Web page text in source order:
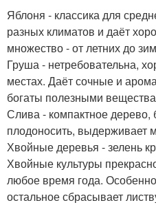
Яблоня - классика для
разных климатов и даёт
множество - от летних до
Груша - нетребовательна,
местах. Даёт сочные и
богаты полезными
Слива - компактное дерево,
плодоносить, выдерживает
Хвойные деревья - зелень
Хвойные культуры
любое время года.
остальное сбрасывает